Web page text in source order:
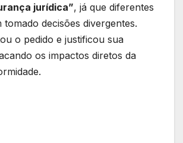
jurídica”, já que diferentes
tomado decisões divergentes.
o pedido e justificou sua
os impactos diretos da